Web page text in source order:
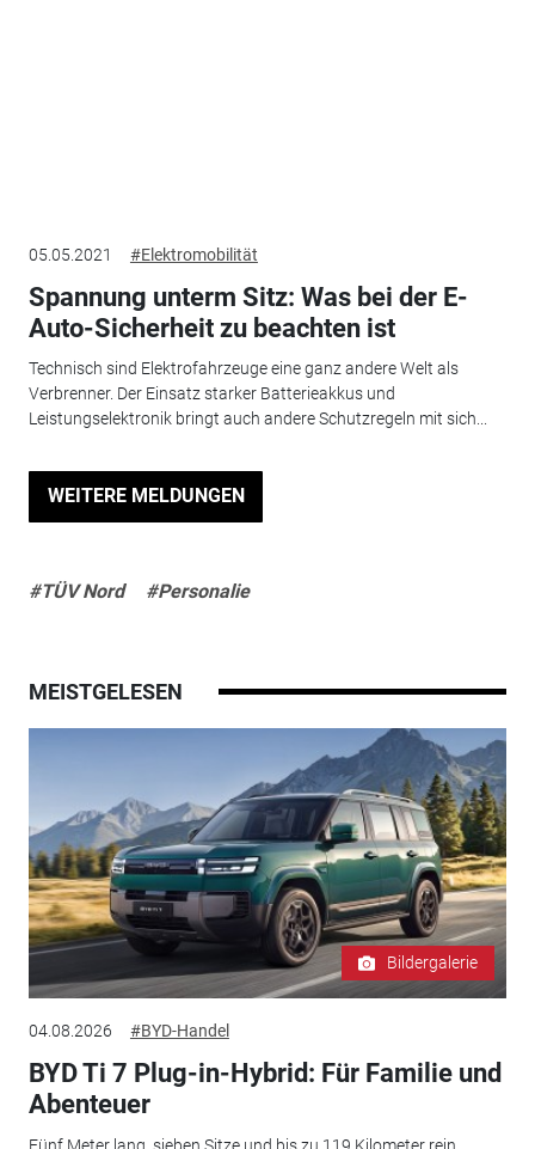
05.05.2021 #Elektromobilität
Spannung unterm Sitz: Was bei der E-
Auto-Sicherheit zu beachten ist
Technisch sind Elektrofahrzeuge eine ganz andere Welt als
Verbrenner. Der Einsatz starker Batterieakkus und
Leistungselektronik bringt auch andere Schutzregeln mit sich...
WEITERE MELDUNGEN
#TÜV Nord #Personalie
MEISTGELESEN
Bildergalerie
04.08.2026 #BYD-Handel
BYD Ti 7 Plug-in-Hybrid: Für Familie und
Abenteuer
Fünf Meter lang, sieben Sitze und bis zu 119 Kilometer rein